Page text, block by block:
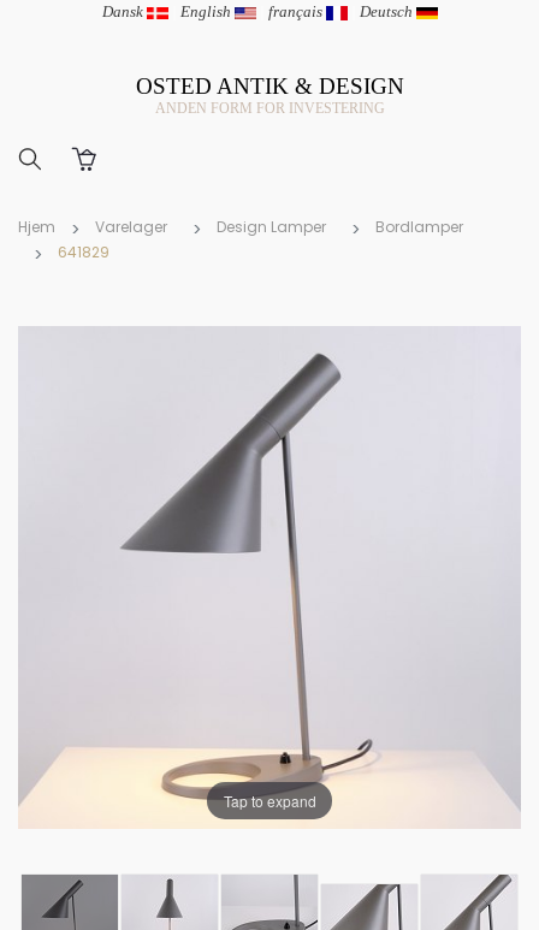
Dansk | English | français | Deutsch
OSTED ANTIK & DESIGN
ANDEN FORM FOR INVESTERING
Hjem Varelager Design Lamper
Bordlamper
641829
Tap to expand